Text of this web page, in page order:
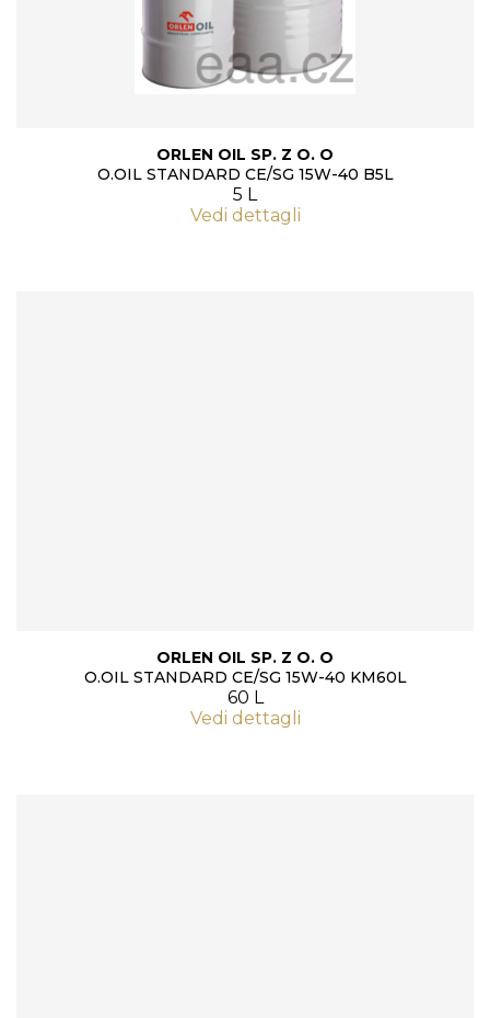
ORLEN OIL SP. Z O. O
O.OIL STANDARD CE/SG 15W-40 B5L
5 L
Vedi dettagli
ORLEN OIL SP. Z O. O
O.OIL STANDARD CE/SG 15W-40 KM60L
60 L
Vedi dettagli